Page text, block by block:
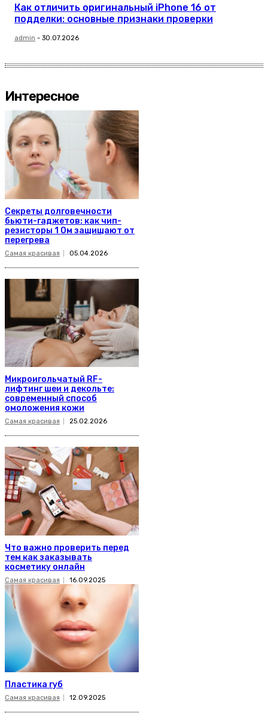
Как отличить оригинальный iPhone 16 от
подделки: основные признаки проверки
admin - 30.07.2026
Интересное
Секреты долговечности
бьюти-гаджетов: как чип-
резисторы 1 Ом защищают от
перегрева
Самая красивая 05.04.2026
Микроигольчатый RF-
лифтинг шеи и декольте:
современный способ
омоложения кожи
Самая красивая 25.02.2026
Что важно проверить перед
тем как заказывать
косметику онлайн
Самая красивая 16.09.2025
Пластика губ
Самая красивая 12.09.2025